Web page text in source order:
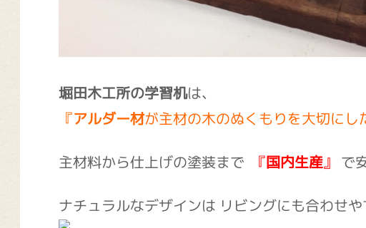
堀田木工所の学習机は、
『アルダー材が主材の木のぬくもりを大切にし
主材料から仕上げの塗装まで 『国内生産』 で
ナチュラルなデザインは リビングにも合わせ